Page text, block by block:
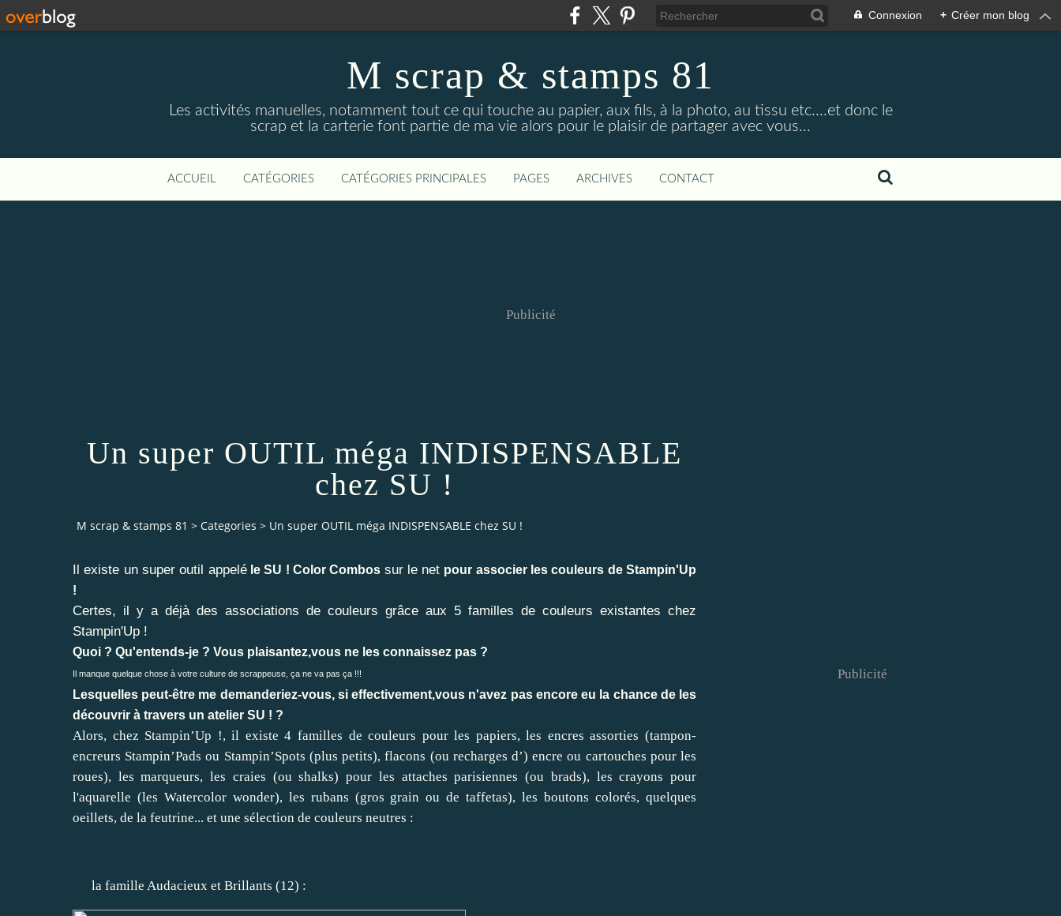
Connexion + Créer mon blog
M scrap & stamps 81
Les activités manuelles, notamment tout ce qui touche au papier, aux fils, à la photo, au tissu etc....et donc le
scrap et la carterie font partie de ma vie alors pour le plaisir de partager avec vous...
ACCUEIL CATÉGORIES CATÉGORIES PRINCIPALES PAGES ARCHIVES CONTACT
Publicité
Un super OUTIL méga INDISPENSABLE
chez SU !
M scrap & stamps 81 > Categories > Un super OUTIL méga INDISPENSABLE chez SU !
Il existe un super outil appelé le SU ! Color Combos sur le net pour associer les couleurs de Stampin'Up
!
Certes, il y a déjà des associations de couleurs grâce aux 5 familles de couleurs existantes chez
Stampin'Up !
Quoi ? Qu'entends-je ? Vous plaisantez,vous ne les connaissez pas ?
Il manque quelque chose à votre culture de scrappeuse, ça ne va pas ça !!!
Lesquelles peut-être me demanderiez-vous, si effectivement,vous n'avez pas encore eu la chance de les
découvrir à travers un atelier SU ! ?
Alors, chez Stampin’Up !, il existe 4 familles de couleurs pour les papiers, les encres assorties (tampon-
encreurs Stampin’Pads ou Stampin’Spots (plus petits), flacons (ou recharges d’) encre ou cartouches pour les
roues), les marqueurs, les craies (ou shalks) pour les attaches parisiennes (ou brads), les crayons pour
l'aquarelle (les Watercolor wonder), les rubans (gros grain ou de taffetas), les boutons colorés, quelques
oeillets, de la feutrine... et une sélection de couleurs neutres :
la famille Audacieux et Brillants (12) :
Publicité